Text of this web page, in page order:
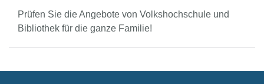
Prüfen Sie die Angebote von Volkshochschule und
Bibliothek für die ganze Familie!